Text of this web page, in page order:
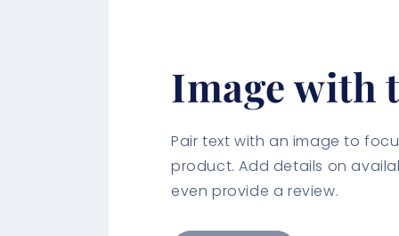
Image with
Pair text with an image to
product. Add details on
even provide a review.